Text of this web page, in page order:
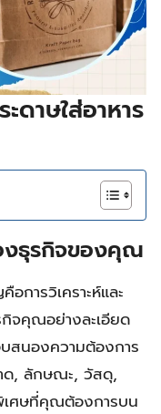
ดาษใส่อาหาร
งธุรกิจของคุณ
ารวิเคราะห์และ
กิจคุณอย่างละเอียด
สนองความต้องการ
ด, ลักษณะ, วัสดุ,
เศษที่คุณต้องการบน